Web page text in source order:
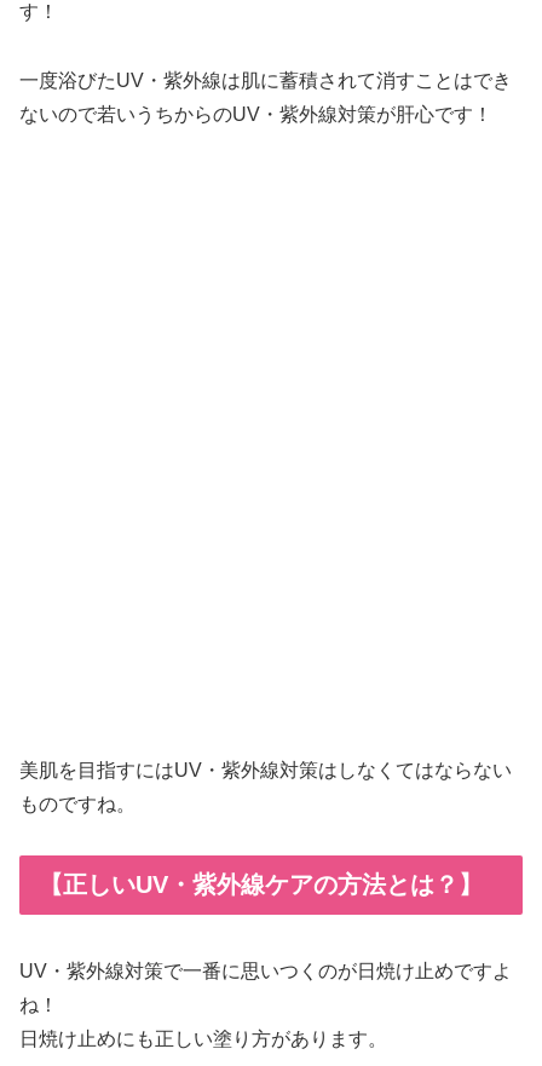
す！
一度浴びたUV・紫外線は肌に蓄積されて消すことはでき
ないので若いうちからのUV・紫外線対策が肝心です！
美肌を目指すにはUV・紫外線対策はしなくてはならない
ものですね。
【正しいUV・紫外線ケアの方法とは？】
UV・紫外線対策で一番に思いつくのが日焼け止めですよ
ね！
日焼け止めにも正しい塗り方があります。